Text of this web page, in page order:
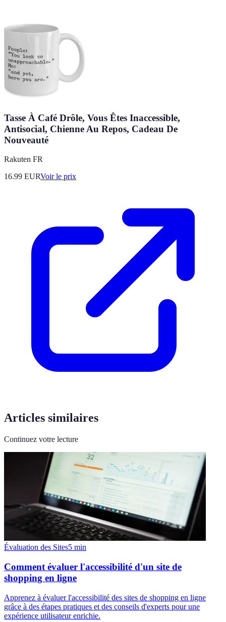
Tasse À Café Drôle, Vous Êtes Inaccessible,
Antisocial, Chienne Au Repos, Cadeau De
Nouveauté
Rakuten FR
16.99 EURVoir le prix
Articles similaires
Continuez votre lecture
Évaluation des Sites5 min
Comment évaluer l'accessibilité d'un site de
shopping en ligne
Apprenez à évaluer l'accessibilité des sites de shopping en ligne
grâce à des étapes pratiques et des conseils d'experts pour une
expérience utilisateur enrichie.